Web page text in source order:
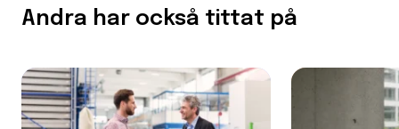
Andra har också tittat på